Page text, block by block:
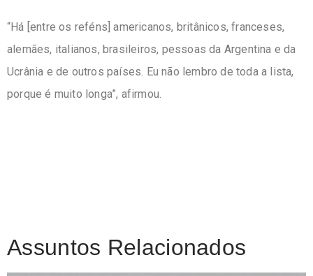
“Há [entre os reféns] americanos, britânicos, franceses,
alemães, italianos, brasileiros, pessoas da Argentina e da
Ucrânia e de outros países. Eu não lembro de toda a lista,
porque é muito longa”, afirmou.
Assuntos Relacionados